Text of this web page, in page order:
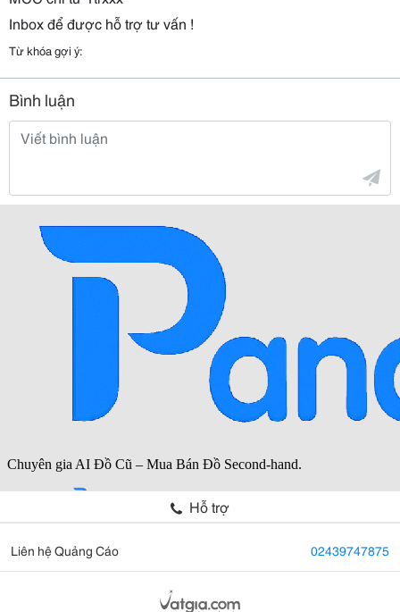
Inbox để được hỗ trợ tư vấn !
Từ khóa gợi ý:
Bình luận
Hỗ trợ
Liên hệ Quảng Cáo 02439747875